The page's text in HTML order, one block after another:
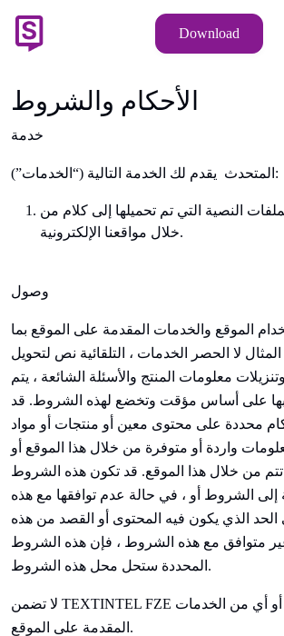
Download
الأحكام والشروط
خدمة
المتحدث يقدم لك الخدمة التالية (“الخدمات”):
النصية التي تم تحميلها إلى كلام من
خلال مواقعنا الإلكترونية.
وصول
الموقع والخدمات المقدمة على الموقع بما
لا الحصر الخدمات ، التلقائية نص لتحويل
وتنزيلات معلومات المنتج والأسئلة الشائعة ، يتم
بها على أساس مؤقت وتخضع لهذه الشروط. قد
محددة على محتوى معين أو منتجات أو مواد
واردة أو متوفرة من خلال هذا الموقع أو
تتم من خلال هذا الموقع. قد تكون هذه الشروط
إلى الشروط أو ، في حالة عدم توافقها مع هذه
الذي يكون فيه المحتوى أو القصد من هذه
متوافق مع هذه الشروط ، فإن هذه الشروط
المحددة ستحل محل هذه الشروط.
TEXTINTEL FZE توفر موقع الويب أو أي من الخدمات
المقدمة على الموقع.